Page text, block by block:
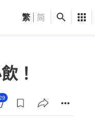
觀點 健康
繁 简
！